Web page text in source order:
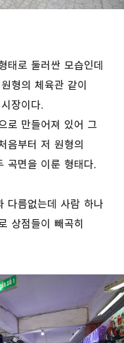
태로 둘러싼 모습인데
형의 체육관 같이
장이다.
로 만들어져 있어 그
음부터 저 원형의
곡면을 이룬 형태다.
다름없는데 사람 하나
상점들이 빼곡히